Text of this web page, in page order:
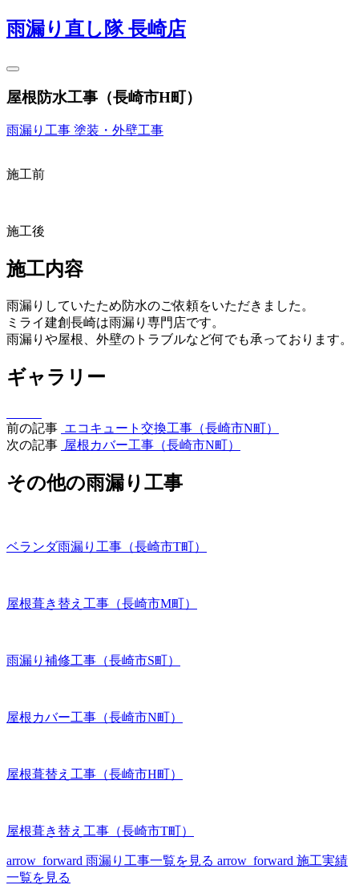
雨漏り直し隊 長崎店
屋根防水工事（長崎市H町）
雨漏り工事 塗装・外壁工事
施工前
施工後
施工内容
雨漏りしていたため防水のご依頼をいただきました。
ミライ建創長崎は雨漏り専門店です。
雨漏りや屋根、外壁のトラブルなど何でも承っております。
ギャラリー
前の記事 エコキュート交換工事（長崎市N町）
次の記事 屋根カバー工事（長崎市N町）
その他の雨漏り工事
ベランダ雨漏り工事（長崎市T町）
屋根葺き替え工事（長崎市M町）
雨漏り補修工事（長崎市S町）
屋根カバー工事（長崎市N町）
屋根葺替え工事（長崎市H町）
屋根葺き替え工事（長崎市T町）
arrow_forward 雨漏り工事一覧を見る arrow_forward 施工実績
一覧を見る